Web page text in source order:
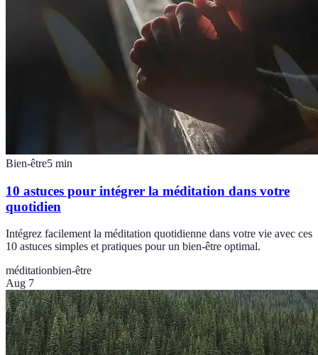
Bien-être5 min
10 astuces pour intégrer la méditation dans votre
quotidien
Intégrez facilement la méditation quotidienne dans votre vie avec ces
10 astuces simples et pratiques pour un bien-être optimal.
méditationbien-être
Aug 7